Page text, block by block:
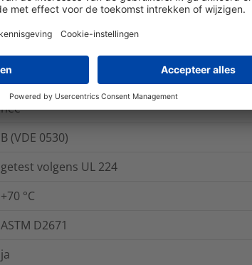
-55 °C tot +135 °C
nee
B (VDE 0530)
getest volgens UL 224
+70 °C
ASTM D2671
ja